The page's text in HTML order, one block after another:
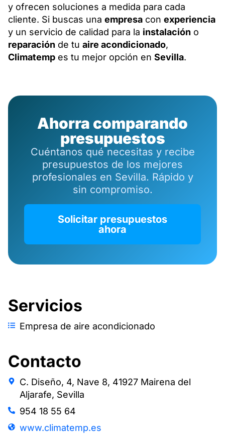
y ofrecen soluciones a medida para cada
cliente. Si buscas una empresa con experiencia
y un servicio de calidad para la instalación o
reparación de tu aire acondicionado,
Climatemp es tu mejor opción en Sevilla.
Ahorra comparando
presupuestos
Cuéntanos qué necesitas y recibe
presupuestos de los mejores
profesionales en Sevilla. Rápido y
sin compromiso.
Solicitar presupuestos
ahora
Servicios
Empresa de aire acondicionado
Contacto
C. Diseño, 4, Nave 8, 41927 Mairena del
Aljarafe, Sevilla
954 18 55 64
www.climatemp.es